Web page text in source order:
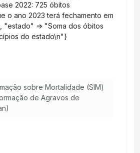
2022: 725 óbitos
o ano 2023 terá fechamento em
=> "Soma dos óbitos
do estado\n"}
sobre Mortalidade (SIM)
de Agravos de